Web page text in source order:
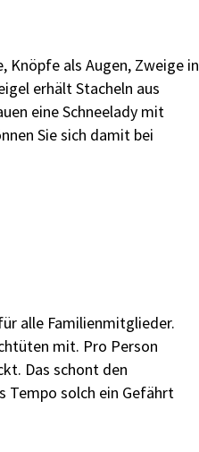
Knöpfe als Augen, Zweige in
erhält Stacheln aus
eine Schneelady mit
Sie sich damit bei
alle Familienmitglieder.
mit. Pro Person
Das schont den
Tempo solch ein Gefährt